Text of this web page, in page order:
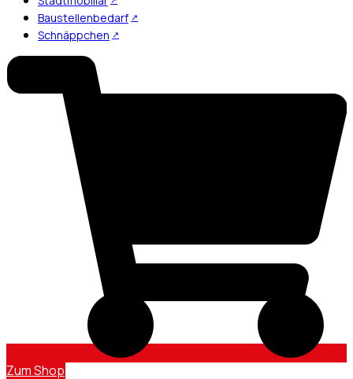
Baustellenbedarf
Schnäppchen
Zum Shop